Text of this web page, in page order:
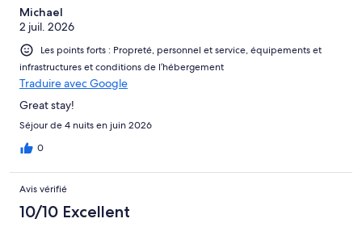
Michael
2 juil. 2026
Les points forts : Propreté, personnel et service, équipements et
infrastructures et conditions de l’hébergement
Traduire avec Google
Great stay!
Séjour de 4 nuits en juin 2026
0
Avis vérifié
10/10 Excellent